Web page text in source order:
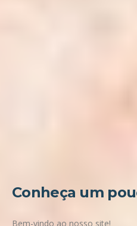
Conheça um
Bem-vindo ao nosso site!